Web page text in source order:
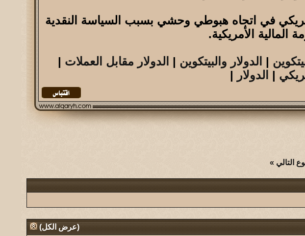
عندما دخل الدولار الأمريكي في اتجاه هبوطي وحشي بسبب السياسة النقدية
المالية الأمريكية.
| الدولار والبيتكوين | الدولار مقابل العملات |
| الدولار |
التالي »
(عرض الكل)